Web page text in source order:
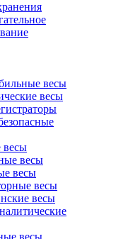
весы
весы
весы
весы
весы
весы
весы
весы